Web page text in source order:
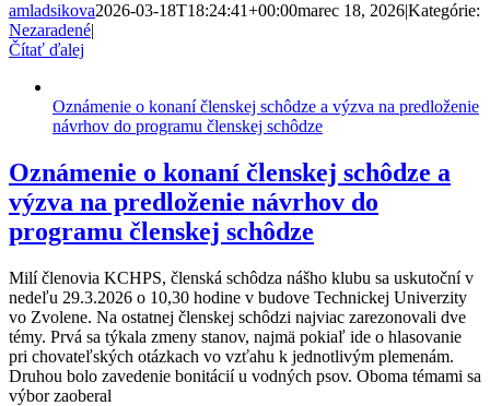
amladsikova2026-03-18T18:24:41+00:00marec 18, 2026|Kategórie:
Nezaradené|
Čítať ďalej
Oznámenie o konaní členskej schôdze a výzva na predloženie
návrhov do programu členskej schôdze
Oznámenie o konaní členskej schôdze a
výzva na predloženie návrhov do
programu členskej schôdze
Milí členovia KCHPS, členská schôdza nášho klubu sa uskutoční v
nedeľu 29.3.2026 o 10,30 hodine v budove Technickej Univerzity
vo Zvolene. Na ostatnej členskej schôdzi najviac zarezonovali dve
témy. Prvá sa týkala zmeny stanov, najmä pokiaľ ide o hlasovanie
pri chovateľských otázkach vo vzťahu k jednotlivým plemenám.
Druhou bolo zavedenie bonitácií u vodných psov. Oboma témami sa
výbor zaoberal